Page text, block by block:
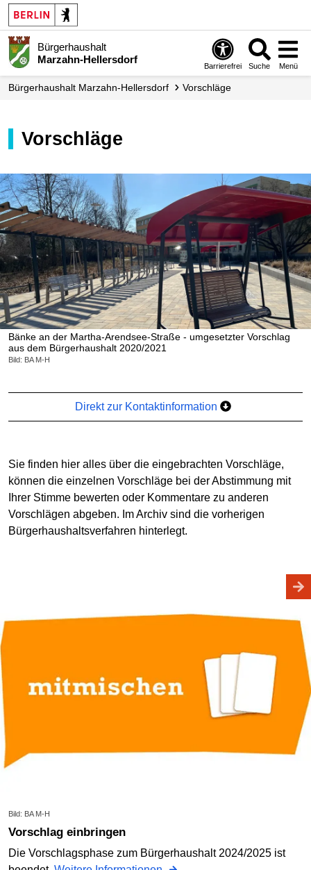
Bürgerhaushalt
Marzahn-Hellersdorf
Barrierefrei Suche Menü
Bürgerhaushalt Marzahn-Hellersdorf Vorschläge
Vorschläge
Bänke an der Martha-Arendsee-Straße - umgesetzter Vorschlag
aus dem Bürgerhaushalt 2020/2021
Bild: BA M-H
Direkt zur Kontaktinformation
Sie finden hier alles über die eingebrachten Vorschläge,
können die einzelnen Vorschläge bei der Abstimmung mit
Ihrer Stimme bewerten oder Kommentare zu anderen
Vorschlägen abgeben. Im Archiv sind die vorherigen
Bürgerhaushaltsverfahren hinterlegt.
Bild: BA M-H
Vorschlag einbringen
Die Vorschlagsphase zum Bürgerhaushalt 2024/2025 ist